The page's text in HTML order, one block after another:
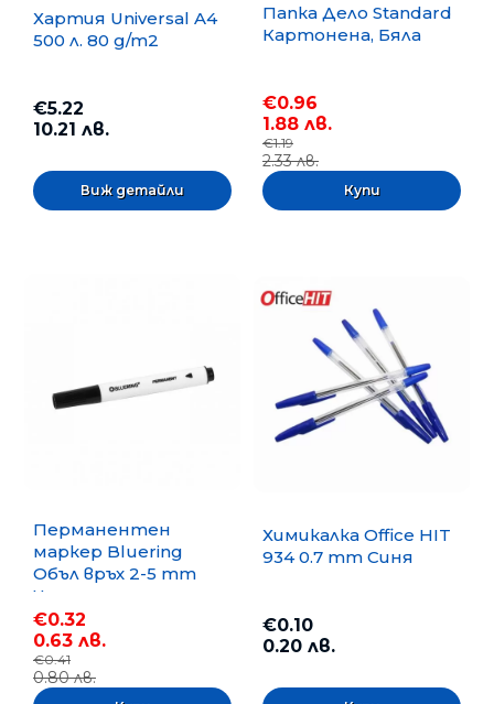
Хартия Universal A4
500 л. 80 g/m2
€5.22
10.21 лв.
Виж детайли
Папка Дело Standard
Картонена, Бяла
€0.96
1.88 лв.
€1.19
2.33 лв.
Перманентен
маркер Bluering
Объл връх 2-5 mm
Черен
€0.32
0.63 лв.
€0.41
0.80 лв.
Химикалка Office HIT
934 0.7 mm Синя
€0.10
0.20 лв.